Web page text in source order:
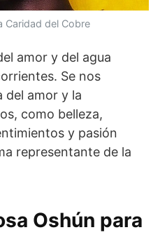
Caridad del Cobre
amor y del agua
Se nos
del amor y la
como belleza,
y pasión
representante de la
Oshún para